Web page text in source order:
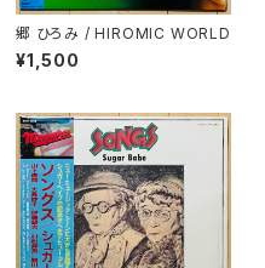
郷 ひろみ / HIROMIC WORLD
¥1,500